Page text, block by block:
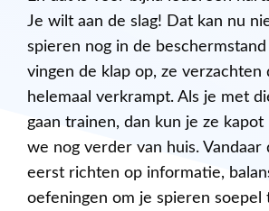
Je wilt aan de slag! Dat kan nu
spieren nog in de
vingen de klap op, ze verzachten
helemaal verkrampt. Als je met
gaan trainen, dan kun je ze kapot
we nog verder van huis. Vandaar
eerst richten op informatie,
oefeningen om je spieren soepel